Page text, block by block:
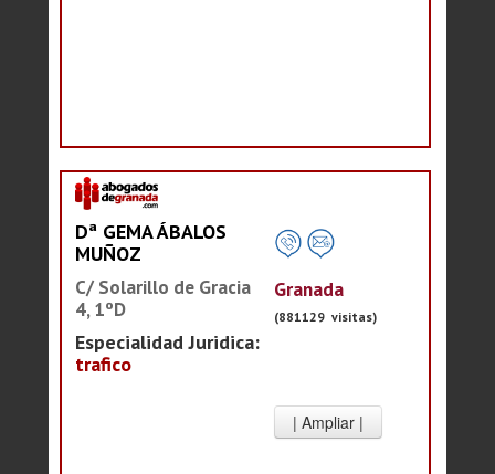
Dª GEMA ÁBALOS
MUÑOZ
C/ Solarillo de Gracia
4, 1ºD
Especialidad Juridica:
trafico
Granada
(881129 visitas)